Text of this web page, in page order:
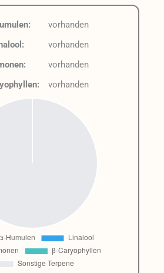
vorhanden
vorhanden
vorhanden
vorhanden